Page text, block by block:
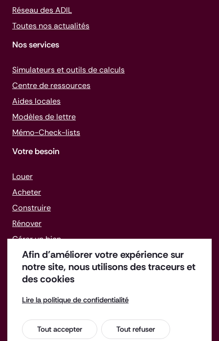
Afin d’améliorer votre expérience sur
notre site, nous utilisons des traceurs et
des cookies
Lire la politique de confidentialité
Tout accepter Tout refuser
Réseau des ADIL
Toutes nos actualités
Nos services
Simulateurs et outils de calculs
Centre de ressources
Aides locales
Modèles de lettre
Mémo-Check-lists
Votre besoin
Louer
Acheter
Construire
Rénover
Gérer un bien
Faire face aux difficultés
Enquête de satisfaction
Espace Presse